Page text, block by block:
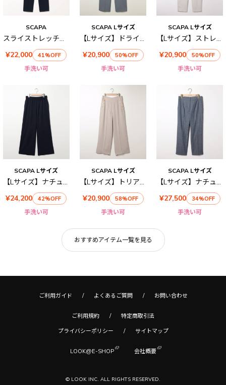
SCAPA
スライストレッチパンツ
¥22,000
41%OFF
手洗い可
SCAPA Lサイズ
【Lサイズ】ドライオックスパンツ
¥20,900
50%OFF
手洗い可
SCAPA Lサイズ
【Lサイズ】ストレッチコットンパンツ
¥20,900
50%OFF
手洗い可
SCAPA Lサイズ
【Lサイズ】ナチュラルチノパンツ
¥24,200
42%OFF
手洗い可
SCAPA Lサイズ
【Lサイズ】トリアセドライツイルパンツ
¥20,900
58%OFF
手洗い可
SCAPA Lサイズ
【Lサイズ】ナチュラルオックスパンツ
¥27,500
34%OFF
手洗い可
おすすめアイテム一覧を見る
ご利用ガイド よくあるご質問 お問い合わせ
ご利用規約 特定商取引法
プライバシーポリシー サイトマップ
LOOK@E-SHOP 会社概要
© LOOK INC. ALL RIGHTS RESERVED.